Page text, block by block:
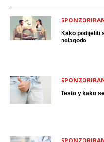
Kako podijeliti
nelagode
Testo y kako